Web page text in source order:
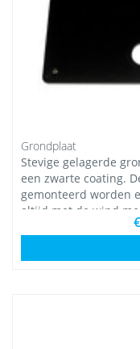
Grondplaat
Stevige gelagerde
een zwarte coating.
gemonteerd worden
altijd met de wind